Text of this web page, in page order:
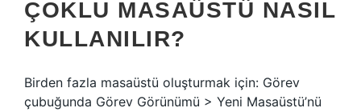
ÇOKLU MASAÜSTÜ NASIL
KULLANILIR?
Birden fazla masaüstü oluşturmak için: Görev
çubuğunda Görev Görünümü > Yeni Masaüstü’nü